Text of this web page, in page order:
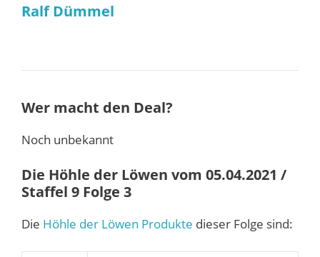
Ralf Dümmel
Wer macht den Deal?
Noch unbekannt
Die Höhle der Löwen vom 05.04.2021 /
Staffel 9 Folge 3
Die Höhle der Löwen Produkte dieser Folge sind: